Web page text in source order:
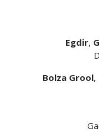
Egdir,
Bolza Grool,